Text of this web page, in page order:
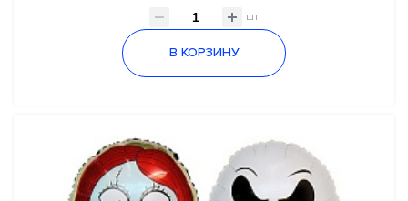
шт
В КОРЗИНУ